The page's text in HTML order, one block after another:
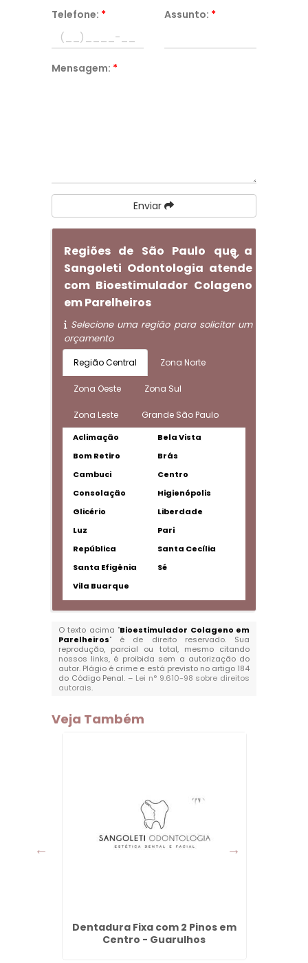
Telefone: * Assunto: *
Mensagem: *
Enviar
Regiões de São Paulo que a
Sangoleti Odontologia atende
com Bioestimulador Colageno
em Parelheiros
Selecione uma região para solicitar um
orçamento
Região Central Zona Norte
Zona Oeste Zona Sul
Zona Leste Grande São Paulo
Aclimação
Bela Vista
Bom Retiro
Brás
Cambuci
Centro
Consolação
Higienópolis
Glicério
Liberdade
Luz
Pari
República
Santa Cecília
Santa Efigênia
Sé
Vila Buarque
O texto acima "Bioestimulador Colageno em
Parelheiros" é de direito reservado. Sua
reprodução, parcial ou total, mesmo citando
nossos links, é proibida sem a autorização do
autor. Plágio é crime e está previsto no artigo 184
do Código Penal. – Lei n° 9.610-98 sobre direitos
autorais.
Veja Também
Dentadura Fixa com 2 Pinos em
Centro - Guarulhos